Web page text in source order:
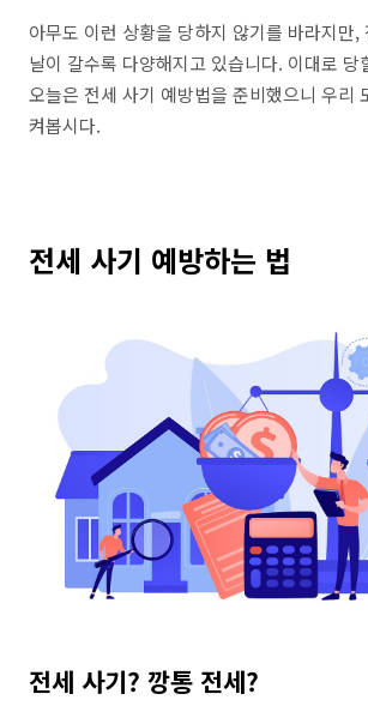
아무도 이런 상황을 당하지 않기를 바라지만,
날이 갈수록 다양해지고 있습니다. 이대로 당
오늘은 전세 사기 예방법을 준비했으니 우리
켜봅시다.
전세 사기 예방하는 법
전세 사기? 깡통 전세?